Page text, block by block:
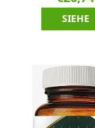
SIEHE